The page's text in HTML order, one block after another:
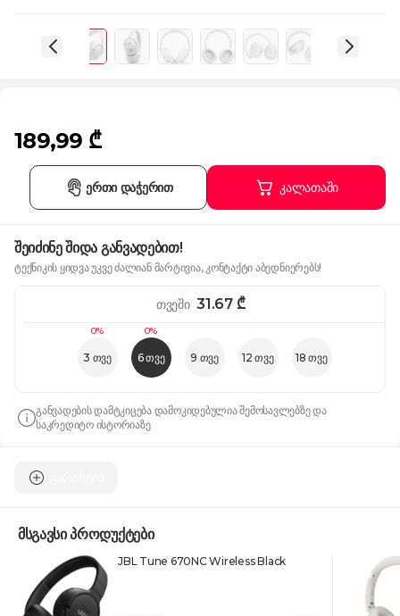
189,99 ₾
კალათაში
ერთი დაჭერით
შეიძინე შიდა განვადებით!
ტექნიკის ყიდვა უკვე ძალიან მარტივია, კონტაქტი აბედნიერებს!
0%
3 თვე
0%
6 თვე 9 თვე 12 თვე 18 თვე
თვეში 31.67 ₾
განვადების დამტკიცება დამოკიდებულია შემოსავლებზე და
საკრედიტო ისტორიაზე
მსგავსი პროდუქტები
JBL Tune 670NC Wireless Black